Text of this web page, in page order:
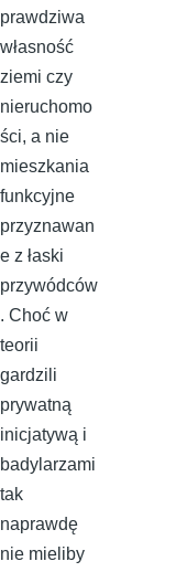
prawdziwa
własność
ziemi czy
nieruchomo
ści, a nie
mieszkania
funkcyjne
przyznawan
e z łaski
przywódców
. Choć w
teorii
gardzili
prywatną
inicjatywą i
badylarzami
tak
naprawdę
nie mieliby